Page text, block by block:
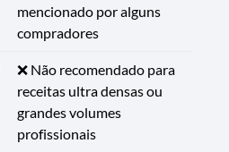
mencionado por alguns
compradores
❌ Não recomendado para
receitas ultra densas ou
grandes volumes
profissionais